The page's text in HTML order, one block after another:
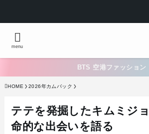
menu
BTS 空港ファッション
HOME 2026年カムバック
テテを発掘したキムミジ
命的な出会いを語る